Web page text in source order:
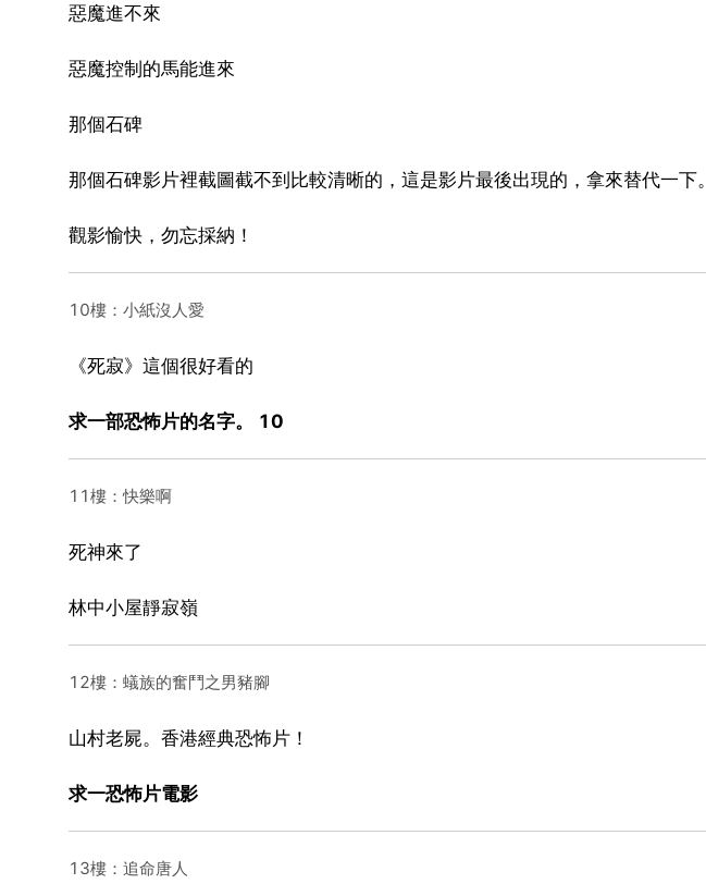
惡魔進不來
惡魔控制的馬能進來
那個石碑
那個石碑影片裡截圖截不到比較清晰的，這是影片最後出現的，拿來替代一下。
觀影愉快，勿忘採納！
10樓：小紙沒人愛
《死寂》這個很好看的
求一部恐怖片的名字。 10
11樓：快樂啊
死神來了
林中小屋靜寂嶺
12樓：蟻族的奮鬥之男豬腳
山村老屍。香港經典恐怖片！
求一恐怖片電影
13樓：追命唐人